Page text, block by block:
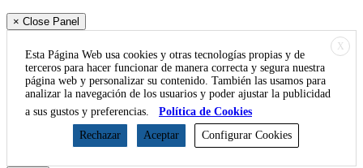
× Close Panel
X
Esta Página Web usa cookies y otras tecnologías propias y de
terceros para hacer funcionar de manera correcta y segura nuestra
página web y personalizar su contenido. También las usamos para
analizar la navegación de los usuarios y poder ajustar la publicidad
a sus gustos y preferencias.
Política de Cookies
Rechazar
Aceptar Configurar Cookies